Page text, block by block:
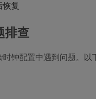
恢复
排查
钟配置中遇到问题。以